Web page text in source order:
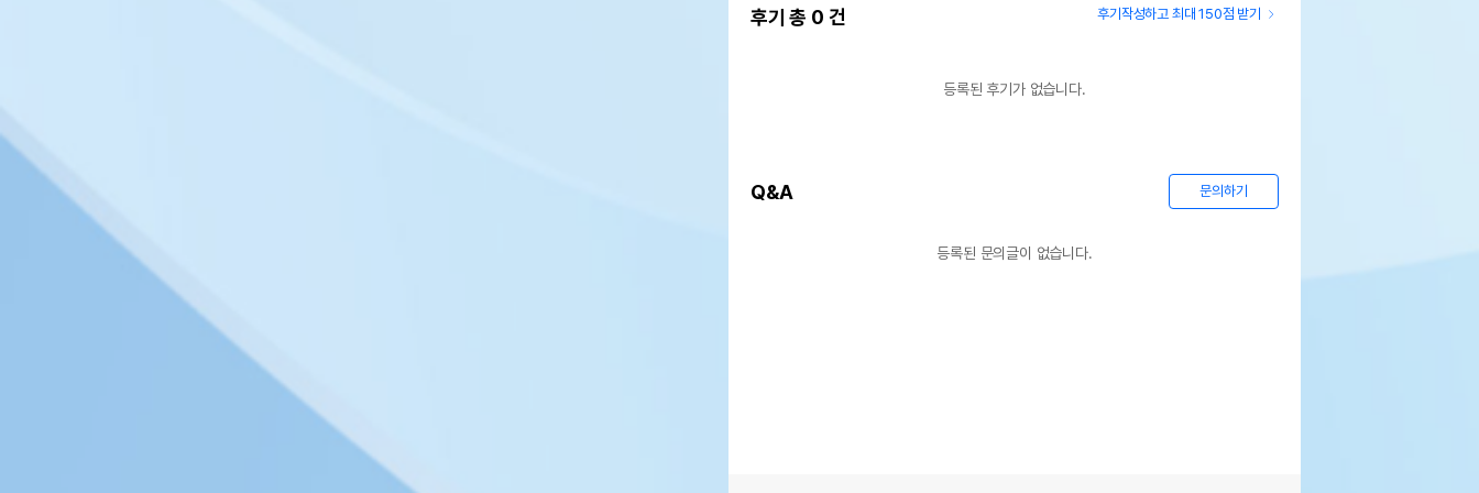
후기 총 0 건 후기작성하고 최대 150점 받기
등록된 후기가 없습니다.
Q&A 문의하기
등록된 문의글이 없습니다.